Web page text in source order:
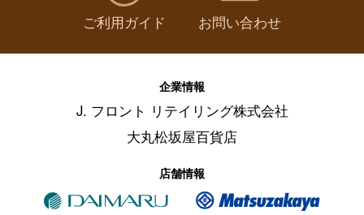
ご利用ガイド お問い合わせ
企業情報
J. フロント リテイリング株式会社
大丸松坂屋百貨店
店舗情報